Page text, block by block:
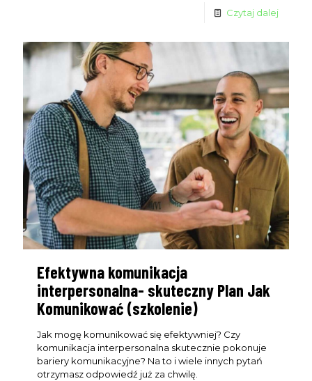
Czytaj dalej
Efektywna komunikacja
interpersonalna- skuteczny Plan Jak
Komunikować (szkolenie)
Jak mogę komunikować się efektywniej? Czy
komunikacja interpersonalna skutecznie pokonuje
bariery komunikacyjne? Na to i wiele innych pytań
otrzymasz odpowiedź już za chwilę.